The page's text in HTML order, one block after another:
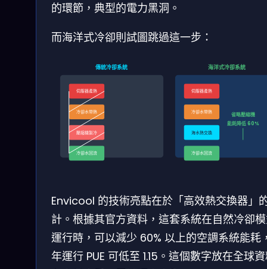
的環節，典型的電力黑洞。
而海洋式冷卻則試圖跳過這一步：
傳統冷卻系統
伺服器產熱
冷卻水帶熱
壓縮機製冷
冷卻水回流
海洋式冷卻系統
伺服器產熱
冷卻水帶熱
海水熱交換
冷卻水回流
省略壓縮機
能耗降低 60%
Envicool 的技術亮點在於「高效熱交換器」
計。根據其官方資料，這套系統在自然冷卻
運行時，可以減少 60% 以上的空調系統能耗
年運行 PUE 可低至 1.15。這個數字放在全球